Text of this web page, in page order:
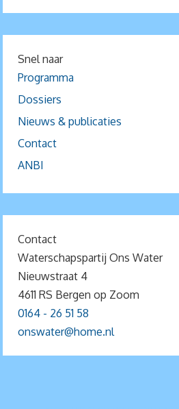
Snel naar
Programma
Dossiers
Nieuws & publicaties
Contact
ANBI
Contact
Waterschapspartij Ons Water
Nieuwstraat 4
4611 RS Bergen op Zoom
0164 - 26 51 58
onswater@home.nl